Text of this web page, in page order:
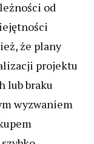
od
że plany
projektu
lub braku
wyzwaniem